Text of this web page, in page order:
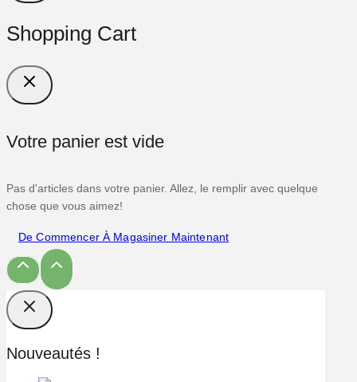
Shopping Cart
Votre panier est vide
Pas d'articles dans votre panier. Allez, le remplir avec quelque
chose que vous aimez!
De Commencer À Magasiner Maintenant
Nouveautés !